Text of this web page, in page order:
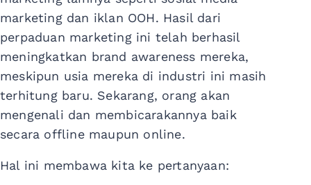
marketing dan iklan OOH. Hasil dari
perpaduan marketing ini telah berhasil
meningkatkan brand awareness mereka,
meskipun usia mereka di industri ini masih
terhitung baru. Sekarang, orang akan
mengenali dan membicarakannya baik
secara offline maupun online.
Hal ini membawa kita ke pertanyaan: